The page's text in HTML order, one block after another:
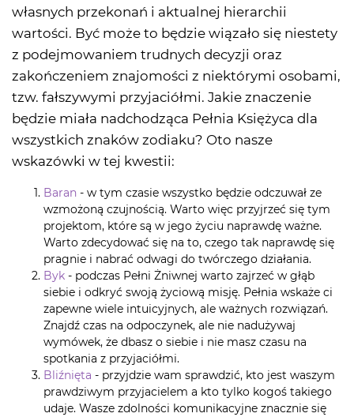
własnych przekonań i aktualnej hierarchii
wartości. Być może to będzie wiązało się niestety
z podejmowaniem trudnych decyzji oraz
zakończeniem znajomości z niektórymi osobami,
tzw. fałszywymi przyjaciółmi. Jakie znaczenie
będzie miała nadchodząca Pełnia Księżyca dla
wszystkich znaków zodiaku? Oto nasze
wskazówki w tej kwestii:
Baran - w tym czasie wszystko będzie odczuwał ze
wzmożoną czujnością. Warto więc przyjrzeć się tym
projektom, które są w jego życiu naprawdę ważne.
Warto zdecydować się na to, czego tak naprawdę się
pragnie i nabrać odwagi do twórczego działania.
Byk - podczas Pełni Żniwnej warto zajrzeć w głąb
siebie i odkryć swoją życiową misję. Pełnia wskaże ci
zapewne wiele intuicyjnych, ale ważnych rozwiązań.
Znajdź czas na odpoczynek, ale nie nadużywaj
wymówek, że dbasz o siebie i nie masz czasu na
spotkania z przyjaciółmi.
Bliźnięta - przyjdzie wam sprawdzić, kto jest waszym
prawdziwym przyjacielem a kto tylko kogoś takiego
udaje. Wasze zdolności komunikacyjne znacznie się